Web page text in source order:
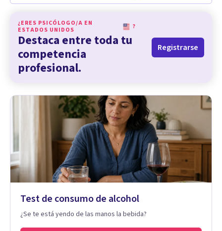
¿ERES PSICÓLOGO/A EN
ESTADOS UNIDOS
?
Destaca entre toda tu
competencia
profesional.
Registrarse
Test de consumo de alcohol
¿Se te está yendo de las manos la bebida?